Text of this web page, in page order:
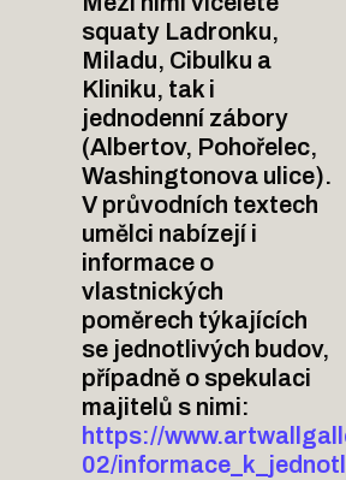
squaty Ladronku,
Miladu, Cibulku a
Kliniku, tak i
jednodenní zábory
(Albertov, Pohořelec,
Washingtonova ulice).
V průvodních textech
umělci nabízejí i
informace o
vlastnických
poměrech týkajících
se jednotlivých budov,
případně o spekulaci
majitelů s nimi:
https://
02/